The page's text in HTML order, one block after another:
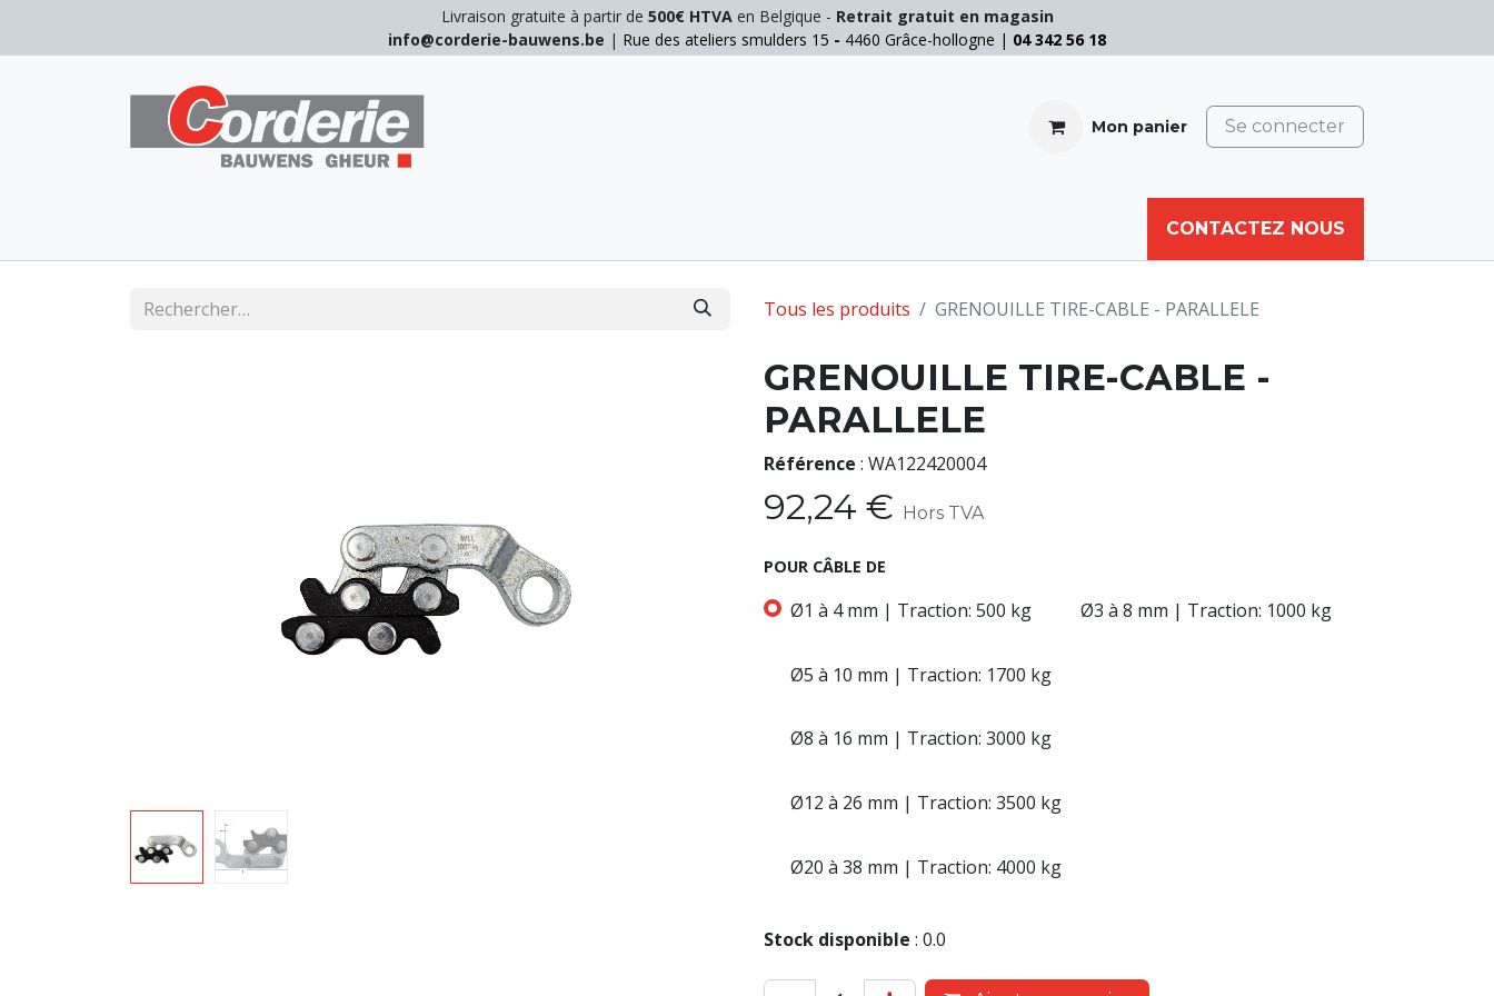
Livraison gratuite à partir de 500€ HTVAen Belgique - Retrait gratuit en magasin
info@corderie-bauwens.be | Rue des ateliers smulders 15 - 4460 Grâce-hollogne | 04 342 56 18
Mon panier Se connecter
CORDE AUTRES
CONTACTEZ NOUS
Tous les produits GRENOUILLE TIRE-CABLE - PARALLELE
GRENOUILLE TIRE-CABLE -
PARALLELE
Référence : WA122420004
92,24 € Hors TVA
POUR CÂBLE DE
Ø1 à 4 mm | Traction: 500 kg Ø3 à 8 mm | Traction: 1000 kg
Ø5 à 10 mm | Traction: 1700 kg
Ø8 à 16 mm | Traction: 3000 kg
Ø12 à 26 mm | Traction: 3500 kg
Ø20 à 38 mm | Traction: 4000 kg
Stock disponible : 0.0